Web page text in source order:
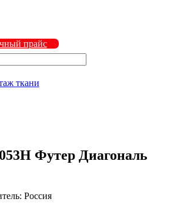
прайс
ткани
Футер Диагональ
Россия